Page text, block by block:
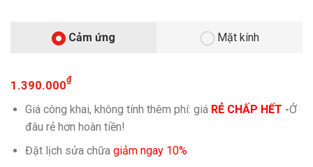
Cảm ứng Mặt kính
1.390.000₫
Giá công khai, không tính thêm phí: giá RẺ CHẤP HẾT -Ở
đâu rẻ hơn hoàn tiền!
Đặt lịch sửa chữa giảm ngay 10%